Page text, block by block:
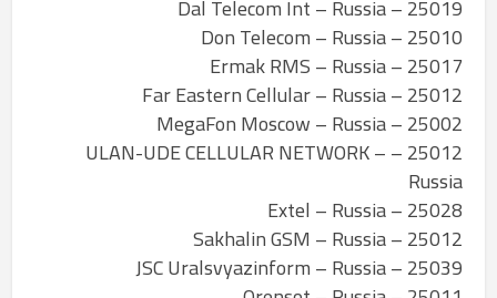
25019 – Dal Telecom Int – Russia
25010 – Don Telecom – Russia
25017 – Ermak RMS – Russia
25012 – Far Eastern Cellular – Russia
25002 – MegaFon Moscow – Russia
25012 – ULAN-UDE CELLULAR NETWORK –
Russia
25028 – Extel – Russia
25012 – Sakhalin GSM – Russia
25039 – JSC Uralsvyazinform – Russia